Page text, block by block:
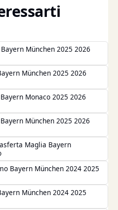
München 2025 2026
München 2025 2026
Monaco 2025 2026
München 2025 2026
Maglia Bayern
Bayern München 2024 2025
München 2024 2025